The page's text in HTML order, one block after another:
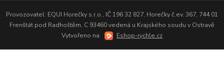
Provozovatel: EQUI Horečky s.r.o., IČ 196 32 827, Horečky č.ev. 367, 744 01
Frenštát pod Radhoštěm, C 93460 vedená u Krajského soudu v Ostravě
Vytvořeno na
Eshop-rychle.cz